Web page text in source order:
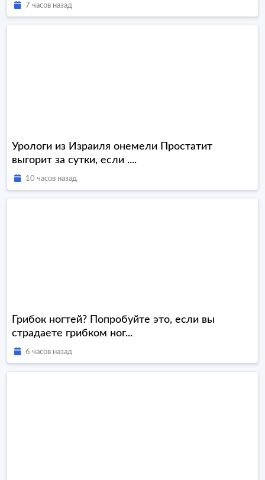
7 часов назад
Урологи из Израиля онемели Простатит
выгорит за сутки, если ....
10 часов назад
Грибок ногтей? Попробуйте это, если вы
страдаете грибком ног...
6 часов назад